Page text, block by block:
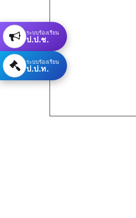
ระบบร้องเรียน
ป.ป.ช.
ระบบร้องเรียน
ป.ป.ท.